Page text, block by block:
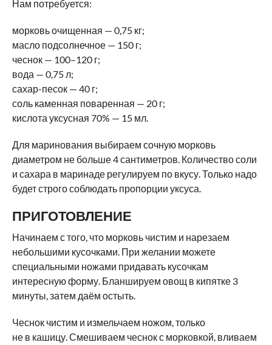
Нам потребуется:
морковь очищенная — 0,75 кг;
масло подсолнечное — 150 г;
чеснок — 100–120 г;
вода — 0,75 л;
сахар-песок — 40 г;
соль каменная поваренная — 20 г;
кислота уксусная 70% — 15 мл.
Для маринования выбираем сочную морковь
диаметром не больше 4 сантиметров. Количество соли
и сахара в маринаде регулируем по вкусу. Только надо
будет строго соблюдать пропорции уксуса.
ПРИГОТОВЛЕНИЕ
Начинаем с того, что морковь чистим и нарезаем
небольшими кусочками. При желании можете
специальными ножами придавать кусочкам
интересную форму. Бланшируем овощ в кипятке 3
минуты, затем даём остыть.
Чеснок чистим и измельчаем ножом, только
не в кашицу. Смешиваем чеснок с морковкой, вливаем